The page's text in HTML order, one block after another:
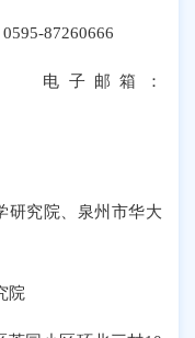
87260666
电子邮箱：
究院、泉州市华大
院